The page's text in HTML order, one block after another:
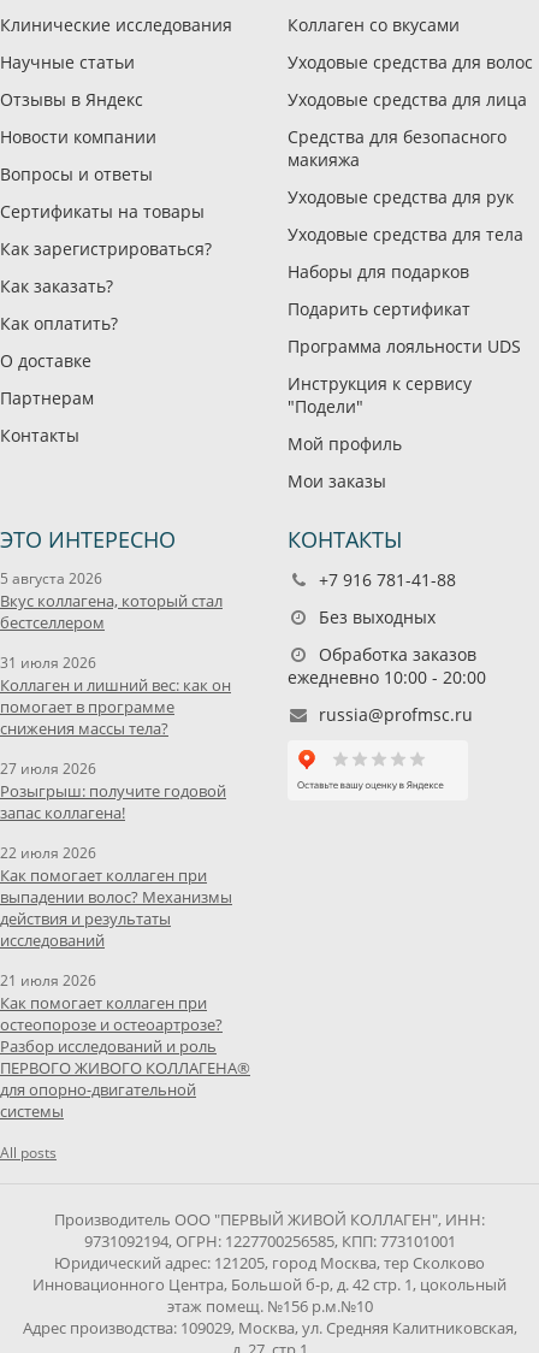
Клинические исследования
Научные статьи
Отзывы в Яндекс
Новости компании
Вопросы и ответы
Сертификаты на товары
Как зарегистрироваться?
Как заказать?
Как оплатить?
О доставке
Партнерам
Контакты
Коллаген со вкусами
Уходовые средства для волос
Уходовые средства для лица
Средства для безопасного
макияжа
Уходовые средства для рук
Уходовые средства для тела
Наборы для подарков
Подарить сертификат
Программа лояльности UDS
Инструкция к сервису
"Подели"
Мой профиль
Мои заказы
ЭТО ИНТЕРЕСНО
5 августа 2026
Вкус коллагена, который стал
бестселлером
31 июля 2026
Коллаген и лишний вес: как он
помогает в программе
снижения массы тела?
27 июля 2026
Розыгрыш: получите годовой
запас коллагена!
22 июля 2026
Как помогает коллаген при
выпадении волос? Механизмы
действия и результаты
исследований
21 июля 2026
Как помогает коллаген при
остеопорозе и остеоартрозе?
Разбор исследований и роль
ПЕРВОГО ЖИВОГО КОЛЛАГЕНА®
для опорно-двигательной
системы
All posts
КОНТАКТЫ
+7 916 781-41-88
Без выходных
Обработка заказов
ежедневно 10:00 - 20:00
russia@profmsc.ru
Производитель ООО "ПЕРВЫЙ ЖИВОЙ КОЛЛАГЕН", ИНН:
9731092194, ОГРН: 1227700256585, КПП: 773101001
Юридический адрес: 121205, город Москва, тер Сколково
Инновационного Центра, Большой б-р, д. 42 стр. 1, цокольный
этаж помещ. №156 р.м.№10
Адрес производства: 109029, Москва, ул. Средняя Калитниковская,